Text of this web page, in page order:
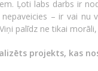
Ļoti labs darbs ir
– ir vai nu
palīdz ne tikai
projekts, kas